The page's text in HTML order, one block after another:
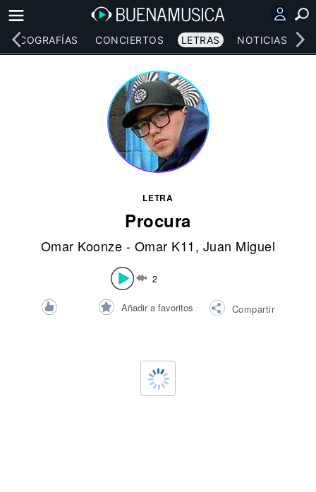
DISCOGRAFÍAS CONCIERTOS LETRAS NOTICIAS
LETRA
Procura
Omar Koonze - Omar K11, Juan Miguel
2
Añadir a favoritos Compartir